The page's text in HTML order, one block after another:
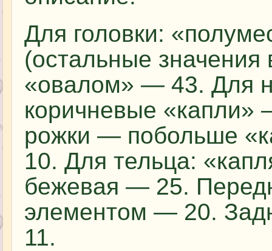
Для головки:
(остальные значения
«овалом» — 43. Для
коричневые
рожки — побольше
10. Для тельца:
бежевая — 25.
элементом — 20.
11.